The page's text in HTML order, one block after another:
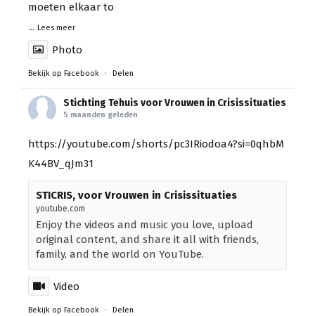
moeten elkaar to
... Lees meer
Photo
Bekijk op Facebook · Delen
Stichting Tehuis voor Vrouwen in Crisissituaties
5 maanden geleden
https://youtube.com/shorts/pc3IRiodoa4?si=0qhbM
K44BV_qJm31
STICRIS, voor Vrouwen in Crisissituaties
youtube.com
Enjoy the videos and music you love, upload
original content, and share it all with friends,
family, and the world on YouTube.
Video
Bekijk op Facebook · Delen